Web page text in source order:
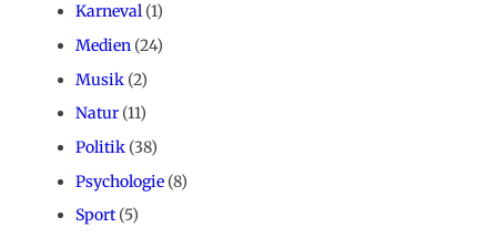
Karneval (1)
Medien (24)
Musik (2)
Natur (11)
Politik (38)
Psychologie (8)
Sport(5)